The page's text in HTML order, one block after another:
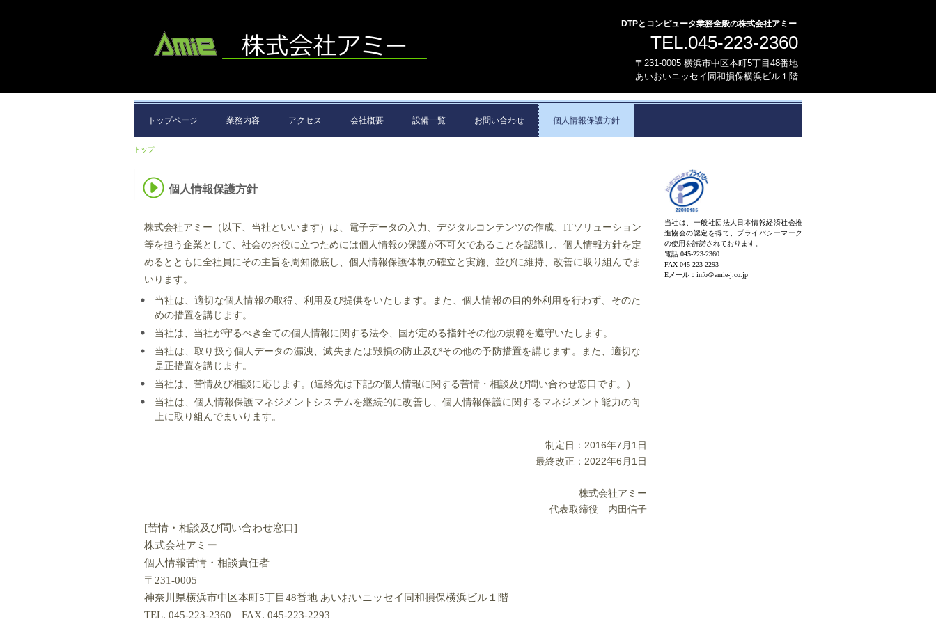
DTPとコンピュータ業務全般の株式会社アミー
TEL.045-223-2360
〒231-0005 横浜市中区本町5丁目48番地
あいおいニッセイ同和損保横浜ビル１階
トップページ 業務内容 アクセス 会社概要 設備一覧 お問い合わせ 個人情報保護方針
トップ
個人情報保護方針
株式会社アミー（以下、当社といいます）は、電子データの入力、デジタルコンテンツの作成、ITソリューション
等を担う企業として、社会のお役に立つためには個人情報の保護が不可欠であることを認識し、個人情報方針を定
めるとともに全社員にその主旨を周知徹底し、個人情報保護体制の確立と実施、並びに維持、改善に取り組んでま
いります。
当社は、適切な個人情報の取得、利用及び提供をいたします。また、個人情報の目的外利用を行わず、そのた
めの措置を講じます。
当社は、当社が守るべき全ての個人情報に関する法令、国が定める指針その他の規範を遵守いたします。
当社は、取り扱う個人データの漏洩、滅失または毀損の防止及びその他の予防措置を講じます。また、適切な
是正措置を講じます。
当社は、苦情及び相談に応じます。(連絡先は下記の個人情報に関する苦情・相談及び問い合わせ窓口です。）
当社は、個人情報保護マネジメントシステムを継続的に改善し、個人情報保護に関するマネジメント能力の向
上に取り組んでまいります。
制定日：2016年7月1日
最終改正：2022年6月1日
株式会社アミー
代表取締役 内田信子
[苦情・相談及び問い合わせ窓口]
株式会社アミー
個人情報苦情・相談責任者
〒231-0005
神奈川県横浜市中区本町5丁目48番地 あいおいニッセイ同和損保横浜ビル１階
TEL. 045-223-2360 FAX. 045-223-2293
当社は、一般社団法人日本情報経済社会推
進協会の認定を得て、プライバシーマーク
の使用を許諾されております。
電話 045-223-2360
FAX 045-223-2293
Eメール：info＠amie-j.co.jp